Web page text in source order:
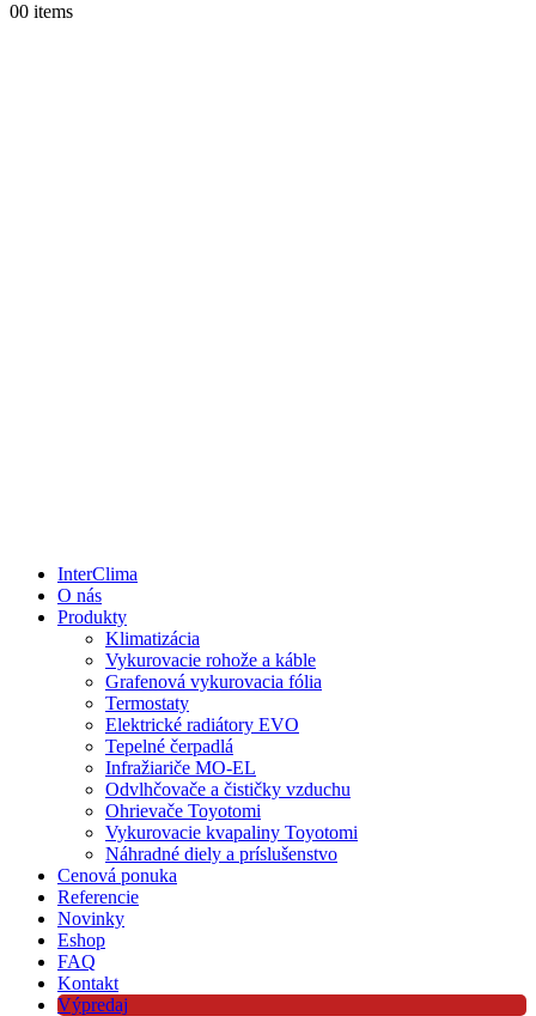
00 items
InterClima
O nás
Produkty
Klimatizácia
Vykurovacie rohože a káble
Grafenová vykurovacia fólia
Termostaty
Elektrické radiátory EVO
Tepelné čerpadlá
Infražiariče MO-EL
Odvlhčovače a čističky vzduchu
Ohrievače Toyotomi
Vykurovacie kvapaliny Toyotomi
Náhradné diely a príslušenstvo
Cenová ponuka
Referencie
Novinky
Eshop
FAQ
Kontakt
Výpredaj